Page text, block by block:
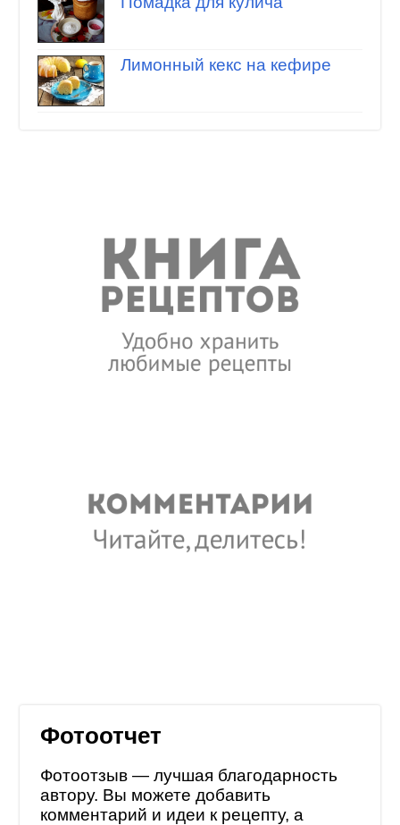
Лимонный кекс на кефире
Фотоотчет
Фотоотзыв — лучшая благодарность
автору. Вы можете добавить
комментарий и идеи к рецепту, а